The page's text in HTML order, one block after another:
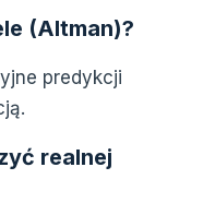
(Altman)?
predykcji
realnej